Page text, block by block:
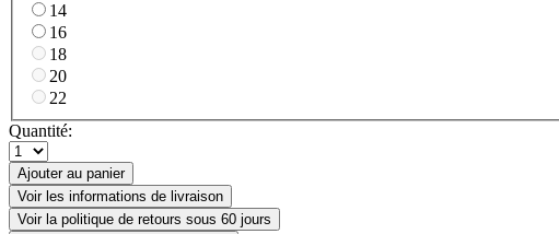
14
16
18
20
22
Quantité:
Ajouter au panier
Voir les informations de livraison
Voir la politique de retours sous 60 jours